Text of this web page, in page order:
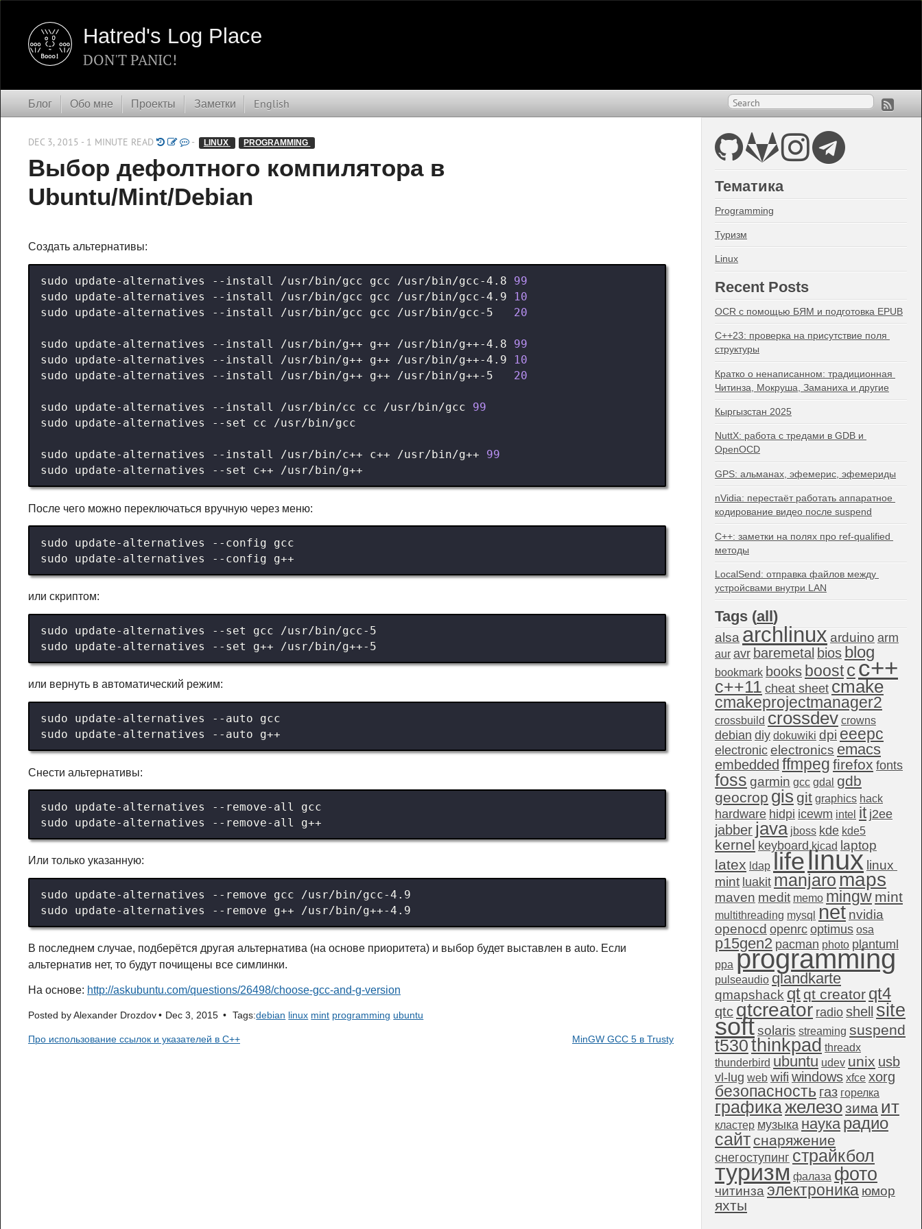
Hatred's Log Place
DON'T PANIC!
Блог Обо мне Проекты Заметки English
DEC 3, 2015 - 1 MINUTE READ - LINUX PROGRAMMING
Выбор дефолтного компилятора в
Ubuntu/Mint/Debian
Создать альтернативы:
sudo update-alternatives --install /usr/bin/gcc gcc /usr/bin/gcc-4.8 99
sudo update-alternatives --install /usr/bin/gcc gcc /usr/bin/gcc-4.9
10
sudo update-alternatives --install /usr/bin/gcc gcc /usr/bin/gcc-5 20
sudo update-alternatives --install /usr/bin/g++ g++ /usr/bin/g++-4.8 99
sudo update-alternatives --install /usr/bin/g++ g++ /usr/bin/g++-4.9
10
sudo update-alternatives --install /usr/bin/g++ g++ /usr/bin/g++-5 20
sudo update-alternatives --install /usr/bin/cc cc /usr/bin/gcc 99
sudo update-alternatives --install /usr/bin/c++ c++ /usr/bin/g++ 99
После чего можно переключаться вручную через меню:
или скриптом:
или вернуть в автоматический режим:
Снести альтернативы:
Или только указанную:
В последнем случае, подберётся другая альтернатива (на основе приоритета) и выбор будет выставлен в auto. Если
альтернатив нет, то будут почищены все симлинки.
На основе: http://askubuntu.com/questions/26498/choose-gcc-and-g-version
Posted by Alexander Drozdov Dec 3, 2015 Tags:debian linux mint programming ubuntu
Про использование ссылок и указателей в C++ MinGW GCC 5 в Trusty
Тематика
Programming
Туризм
Linux
Recent Posts
OCR с помощью БЯМ и подготовка EPUB
C++23: проверка на присутствие поля
структуры
Кратко о ненаписанном: традиционная
Читинза, Мокруша, Заманиха и другие
Кыргызстан 2025
NuttX: работа с тредами в GDB и
OpenOCD
GPS: альманах, эфемерис, эфемериды
nVidia: перестаёт работать аппаратное
кодирование видео после suspend
C++: заметки на полях про ref-qualified
методы
LocalSend: отправка файлов между
устройсвами внутри LAN
Tags (all)
alsaarchlinux arduino arm
aur avr baremetal bios blog
bookmark books boost cc++
c++11 cheat sheet cmake
cmakeprojectmanager2
crossbuild crossdev crowns
debian diy dokuwiki dpi eeepc
electronic electronics emacs
embedded ffmpeg firefox fonts
foss garmin gcc gdal gdb
geocrop gis git graphics hack
hardware hidpi icewm intel it j2ee
jabber java jboss kde kde5
kernel keyboard kicad laptop
latex ldap lifelinux linux
mint luakit manjaromaps
maven medit memo mingw mint
multithreading mysql net nvidia
openocd openrc optimus osa
p15gen2 pacman photo plantuml
ppa programming
pulseaudio qlandkarte
qmapshack qt qt creator qt4
qtc qtcreator radio shell site
softsolaris streaming suspend
t530thinkpad threadx
thunderbird ubuntu udev unix usb
vl-lug web wifi windows xfce xorg
безопасность газ горелка
графикажелезозима ит
кластер музыка наука радио
сайт снаряжение
снегоступинг страйкбол
туризм фалаза фото
читинзаэлектроника юмор
яхты